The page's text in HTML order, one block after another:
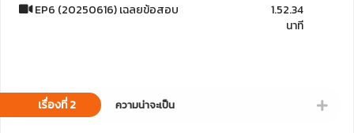
EP6 (20250616) เฉลยข้อสอบ
1.52.34
นาที
เรื่องที่ 2 ความน่าจะเป็น